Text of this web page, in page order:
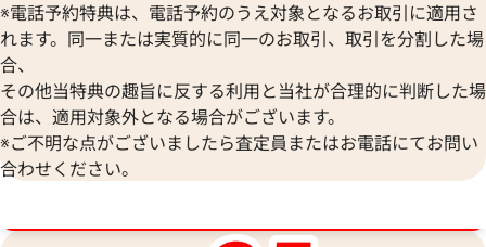
参考買取価格
9,000円
2026年3月17日時点
※電話予約特典は、電話予約のうえ対象となるお取引に適用さ
れます。同一または実質的に同一のお取引、取引を分割した場
合、
その他当特典の趣旨に反する利用と当社が合理的に判断した場
合は、適用対象外となる場合がございます。
※ご不明な点がございましたら査定員またはお電話にてお問い
合わせください。